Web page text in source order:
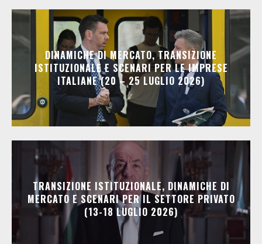
DINAMICHE DI MERCATO, TRANSIZIONE
ISTITUZIONALE E SCENARI PER LE IMPRESE
ITALIANE (20 – 25 LUGLIO 2026)
TRANSIZIONE ISTITUZIONALE, DINAMICHE DI
MERCATO E SCENARI PER IL SETTORE PRIVATO
(13-18 LUGLIO 2026)